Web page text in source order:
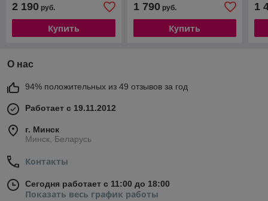
2 190 руб.
Купить
1 790руб.
Купить
1
О нас
94% положительных из 49 отзывов за год
Работает с 19.11.2012
г. Минск
Минск, Беларусь
Контакты
Сегодня работает с 11:00 до 18:00
Показать весь график работы